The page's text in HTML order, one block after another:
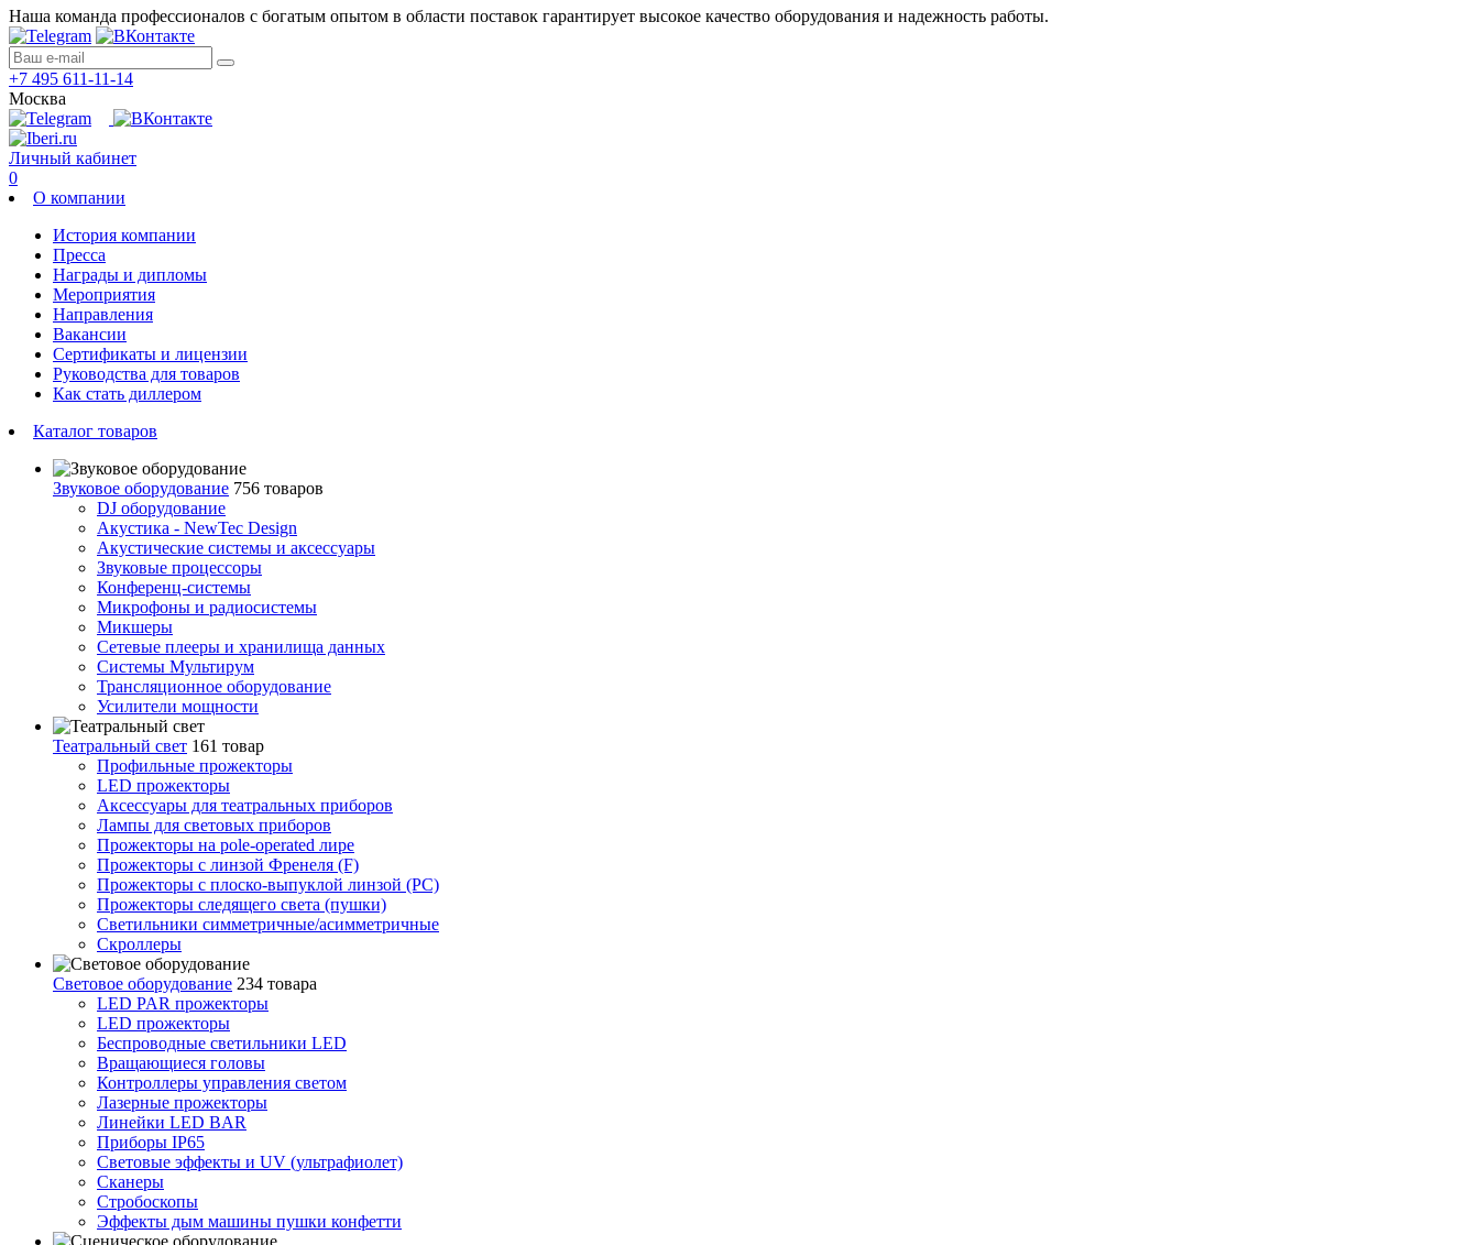
Наша команда профессионалов с богатым опытом в области поставок гарантирует высокое качество оборудования и надежность работы.
+7 495 611-11-14
Москва
Личный кабинет
0
О компании
История компании
Пресса
Награды и дипломы
Мероприятия
Направления
Вакансии
Сертификаты и лицензии
Руководства для товаров
Как стать диллером
Каталог товаров
Звуковое оборудование 756 товаров
DJ оборудование
Акустика - NewTec Design
Акустические системы и аксессуары
Звуковые процессоры
Конференц-системы
Микрофоны и радиосистемы
Микшеры
Сетевые плееры и хранилища данных
Системы Мультирум
Трансляционное оборудование
Усилители мощности
Театральный свет 161 товар
Профильные прожекторы
LED прожекторы
Аксессуары для театральных приборов
Лампы для световых приборов
Прожекторы на pole-operated лире
Прожекторы с линзой Френеля (F)
Прожекторы с плоско-выпуклой линзой (PC)
Прожекторы следящего света (пушки)
Светильники симметричные/асимметричные
Скроллеры
Световое оборудование 234 товара
LED PAR прожекторы
LED прожекторы
Беспроводные светильники LED
Вращающиеся головы
Контроллеры управления светом
Лазерные прожекторы
Линейки LED BAR
Приборы IP65
Световые эффекты и UV (ультрафиолет)
Сканеры
Стробоскопы
Эффекты дым машины пушки конфетти